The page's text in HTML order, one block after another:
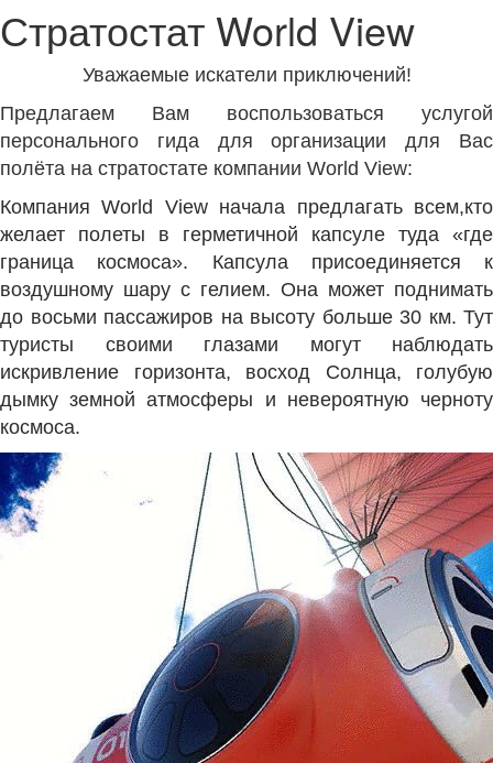
Стратостат World View
Уважаемые искатели приключений!
Предлагаем Вам воспользоваться услугой
персонального гида для организации для Вас
полёта на стратостате компании World View:
Компания World View начала предлагать всем,кто
желает полеты в герметичной капсуле туда «где
граница космоса». Капсула присоединяется к
воздушному шару с гелием. Она может поднимать
до восьми пассажиров на высоту больше 30 км. Тут
туристы своими глазами могут наблюдать
искривление горизонта, восход Солнца, голубую
дымку земной атмосферы и невероятную черноту
космоса.